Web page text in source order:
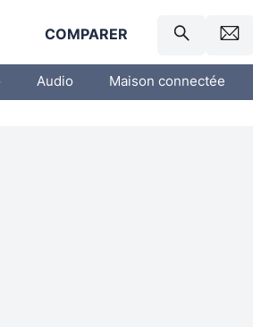
COMPARER
Audio Maison connectée